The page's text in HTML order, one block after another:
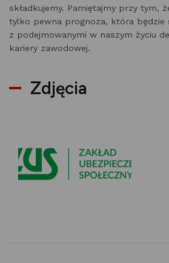
składkujemy. Pamiętajmy przy tym,
tylko pewna prognoza, która będzie
z podejmowanymi w naszym życiu
kariery zawodowej.
Zdjęcia